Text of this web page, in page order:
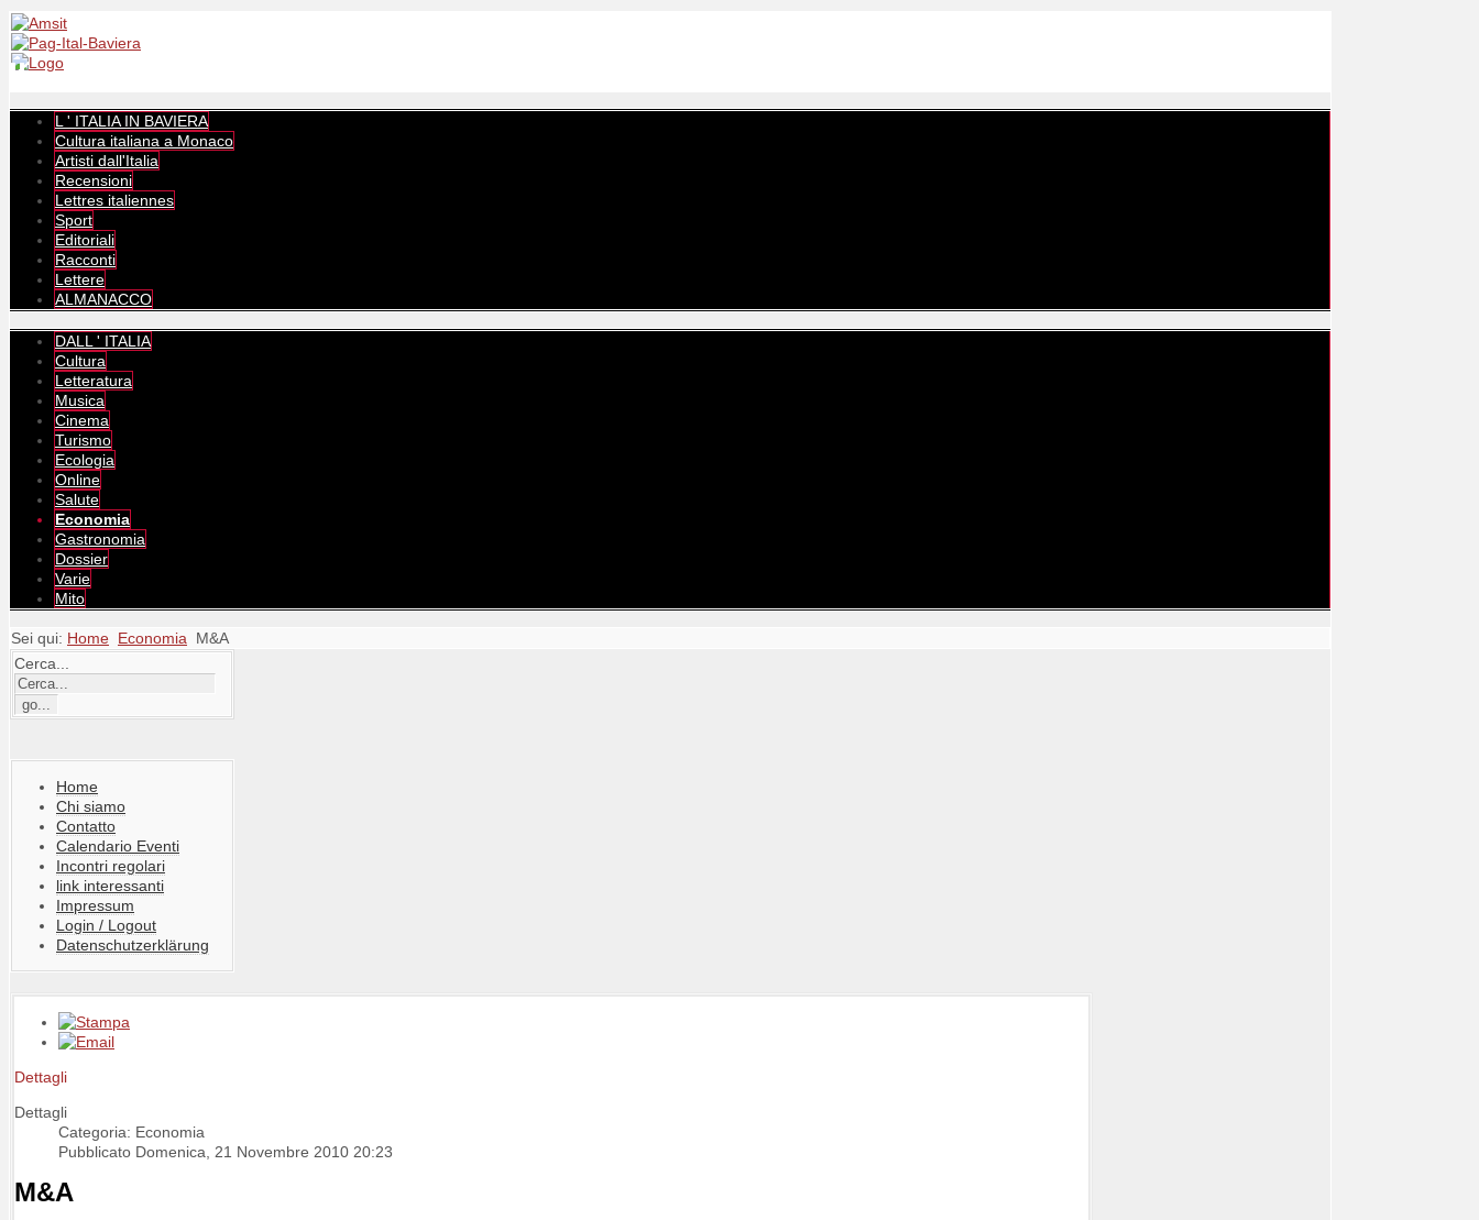
L ' ITALIA IN BAVIERA
Cultura italiana a Monaco
Artisti dall'Italia
Recensioni
Lettres italiennes
Sport
Editoriali
Racconti
Lettere
ALMANACCO
DALL ' ITALIA
Cultura
Letteratura
Musica
Cinema
Turismo
Ecologia
Online
Salute
Economia
Gastronomia
Dossier
Varie
Mito
Sei qui: Home Economia
M&A
Cerca...
Home
Chi siamo
Contatto
Calendario Eventi
Incontri regolari
link interessanti
Impressum
Login / Logout
Datenschutzerklärung
Dettagli
Dettagli
Categoria: Economia
Pubblicato Domenica, 21 Novembre 2010 20:23
M&A